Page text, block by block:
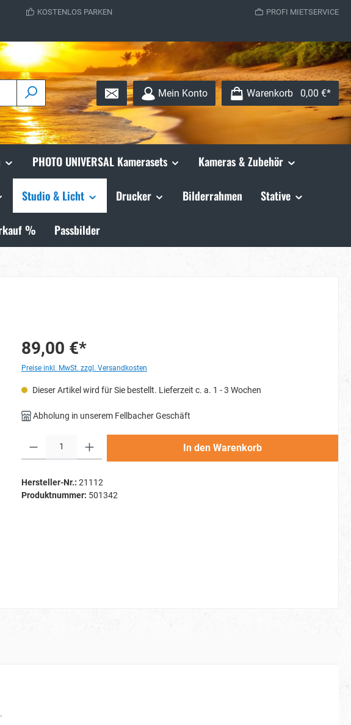
KOSTENLOS PARKEN PROFI MIETSERVICE
Mein Konto Warenkorb 0,00 €*
PHOTO UNIVERSAL Kamerasets Kameras & Zubehör
Studio & Licht Drucker Bilderrahmen Stative
% Passbilder
89,00 €*
Preise inkl. MwSt. zzgl. Versandkosten
Dieser Artikel wird für Sie bestellt. Lieferzeit c. a. 1 - 3 Wochen
Abholung in unserem Fellbacher Geschäft
In den Warenkorb
Hersteller-Nr.: 21112
Produktnummer: 501342